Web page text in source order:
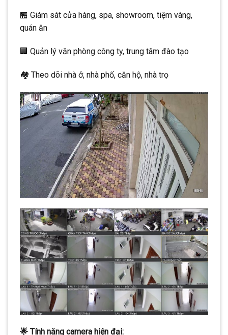
🏪 Giám sát cửa hàng, spa, showroom, tiệm vàng,
quán ăn
🏢 Quản lý văn phòng công ty, trung tâm đào tạo
🏘️ Theo dõi nhà ở, nhà phố, căn hộ, nhà trọ
🌟 Tính năng camera hiện đại: